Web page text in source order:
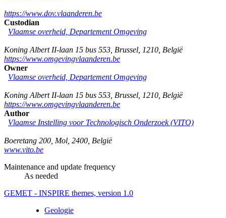
https://www.dov.vlaanderen.be
Custodian
Vlaamse overheid, Departement Omgeving
Koning Albert II-laan 15 bus 553 Brussel 1210 België
https://www.omgevingvlaanderen.be
Owner
Vlaamse overheid, Departement Omgeving
Koning Albert II-laan 15 bus 553 Brussel 1210 België
https://www.omgevingvlaanderen.be
Author
Vlaamse Instelling voor Technologisch Onderzoek (VITO)
Boeretang 200 Mol 2400 België
www.vito.be
Maintenance and update frequency
As needed
GEMET - INSPIRE themes, version 1.0
Geologie